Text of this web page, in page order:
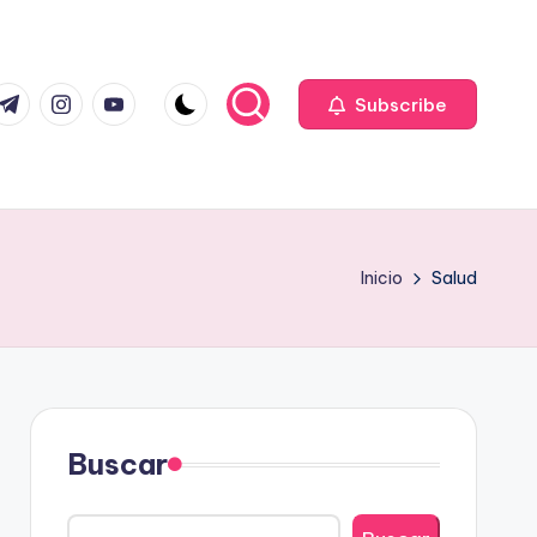
instagram.com
youtube.com Subscribe
Inicio Salud
Buscar